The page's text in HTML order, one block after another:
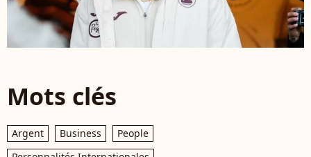
Mots clés
Argent Business
People